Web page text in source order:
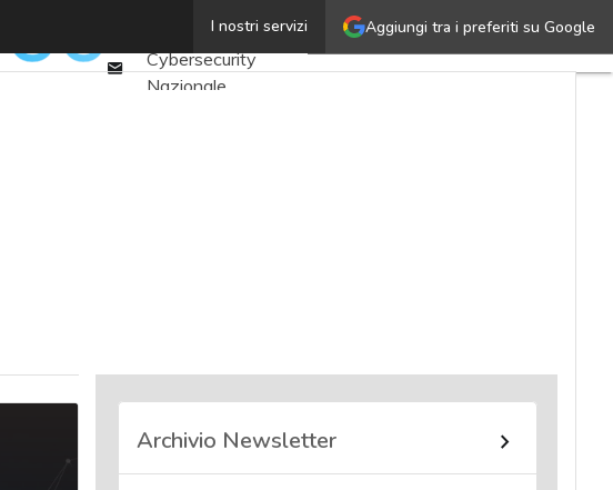
Aggiungi tra i preferiti su Google
I nostri servizi
Email
Ultimi articoli
Cybersecurity
Nazionale
Corsi cybersecurity
Chi siamo
Archivio Newsletter